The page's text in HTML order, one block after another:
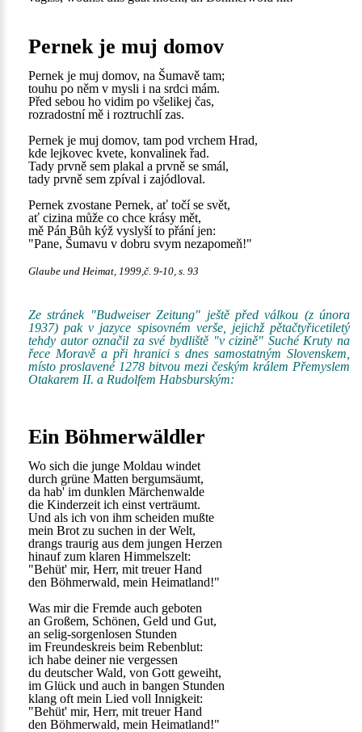
Pernek je muj domov
Pernek je muj domov, na Šumavě tam;
touhu po něm v mysli i na srdci mám.
Před sebou ho vidim po všelikej čas,
rozradostní mě i roztruchlí zas.
Pernek je muj domov, tam pod vrchem Hrad,
kde lejkovec kvete, konvalinek řad.
Tady prvně sem plakal a prvně se smál,
tady prvně sem zpíval i zajódloval.
Pernek zvostane Pernek, ať točí se svět,
ať cizina může co chce krásy mět,
mě Pán Bůh kýž vyslyší to přání jen:
"Pane, Šumavu v dobru svym nezapomeň!"
Glaube und Heimat, 1999,č. 9-10, s. 93
Ze stránek "Budweiser Zeitung" ještě před válkou (z února
1937) pak v jazyce spisovném verše, jejichž pětačtyřicetiletý
tehdy autor označil za své bydliště "v cizině" Suché Kruty na
řece Moravě a při hranici s dnes samostatným Slovenskem,
místo proslavené 1278 bitvou mezi českým králem Přemyslem
Otakarem II. a Rudolfem Habsburským:
Ein Böhmerwäldler
Wo sich die junge Moldau windet
durch grüne Matten bergumsäumt,
da hab' im dunklen Märchenwalde
die Kinderzeit ich einst verträumt.
Und als ich von ihm scheiden mußte
mein Brot zu suchen in der Welt,
drangs traurig aus dem jungen Herzen
hinauf zum klaren Himmelszelt:
"Behüt' mir, Herr, mit treuer Hand
den Böhmerwald, mein Heimatland!"
Was mir die Fremde auch geboten
an Großem, Schönen, Geld und Gut,
an selig-sorgenlosen Stunden
im Freundeskreis beim Rebenblut:
ich habe deiner nie vergessen
du deutscher Wald, von Gott geweiht,
im Glück und auch in bangen Stunden
klang oft mein Lied voll Innigkeit:
"Behüt' mir, Herr, mit treuer Hand
den Böhmerwald, mein Heimatland!"